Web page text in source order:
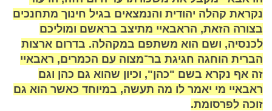
נקראת קהלה יהודית והנמצאים בגיל חינוך מתחנכים
בצורה הזאת, הראבאיי מתיצב בראשם ומוליכם
לכנסיה, ושם הוא משתפם במקהלה. בדרום ארצות
הברית הוחגה חגיגת בר־מצוה עם הכמרים, ראבאיי
זה אף נקרא בשם "כהן", וכיון שהוא גם כהן וגם
ראבאיי מי יאמר לו מה תעשה, במיוחד כאשר הוא גם
זוכה לפרסומת.